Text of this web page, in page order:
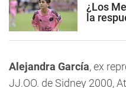
¿Los
la
Alejandra García, ex
JJ.OO. de Sidney 2000,